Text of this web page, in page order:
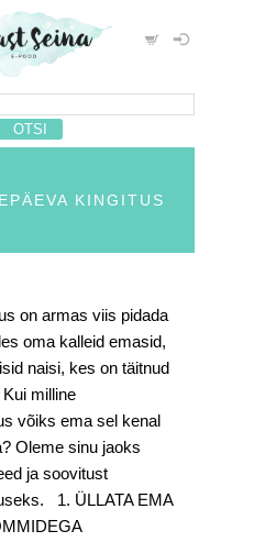
KINGITUS
on armas viis pidada
oma kalleid emasid,
naisi, kes on täitnud
milline
võiks ema sel kenal
Oleme sinu jaoks
ja soovitust
1. ÜLLATA EMA